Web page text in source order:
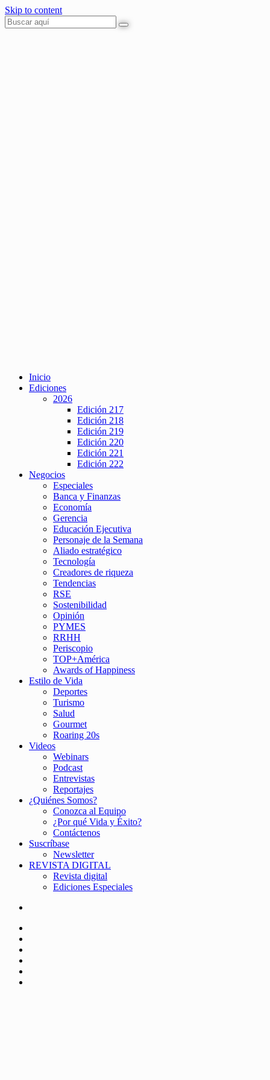
Skip to content
Inicio
Ediciones
2026
Edición 217
Edición 218
Edición 219
Edición 220
Edición 221
Edición 222
Negocios
Especiales
Banca y Finanzas
Economía
Gerencia
Educación Ejecutiva
Personaje de la Semana
Aliado estratégico
Tecnología
Creadores de riqueza
Tendencias
RSE
Sostenibilidad
Opinión
PYMES
RRHH
Periscopio
TOP+América
Awards of Happiness
Estilo de Vida
Deportes
Turismo
Salud
Gourmet
Roaring 20s
Videos
Webinars
Podcast
Entrevistas
Reportajes
¿Quiénes Somos?
Conozca al Equipo
¿Por qué Vida y Éxito?
Contáctenos
Suscríbase
Newsletter
REVISTA DIGITAL
Revista digital
Ediciones Especiales